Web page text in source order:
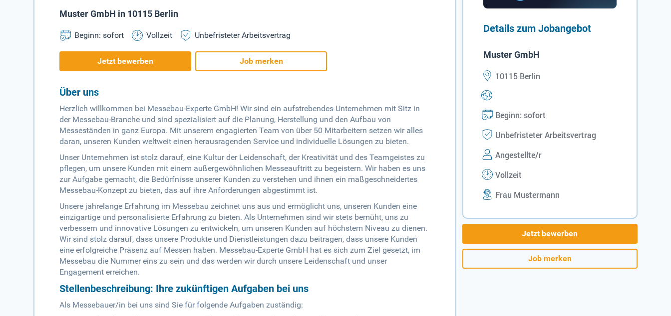
Muster GmbH in 10115 Berlin
Beginn: sofort Vollzeit Unbefristeter Arbeitsvertrag
Jetzt bewerben Job merken
Über uns
Herzlich willkommen bei Messebau-Experte GmbH! Wir sind ein aufstrebendes Unternehmen mit Sitz in
der Messebau-Branche und sind spezialisiert auf die Planung, Herstellung und den Aufbau von
Messeständen in ganz Europa. Mit unserem engagierten Team von über 50 Mitarbeitern setzen wir alles
daran, unseren Kunden weltweit einen herausragenden Service und individuelle Lösungen zu bieten.
Unser Unternehmen ist stolz darauf, eine Kultur der Leidenschaft, der Kreativität und des Teamgeistes zu
pflegen, um unsere Kunden mit einem außergewöhnlichen Messeauftritt zu begeistern. Wir haben es uns
zur Aufgabe gemacht, die Bedürfnisse unserer Kunden zu verstehen und ihnen ein maßgeschneidertes
Messebau-Konzept zu bieten, das auf ihre Anforderungen abgestimmt ist.
Unsere jahrelange Erfahrung im Messebau zeichnet uns aus und ermöglicht uns, unseren Kunden eine
einzigartige und personalisierte Erfahrung zu bieten. Als Unternehmen sind wir stets bemüht, uns zu
verbessern und innovative Lösungen zu entwickeln, um unseren Kunden auf höchstem Niveau zu dienen.
Wir sind stolz darauf, dass unsere Produkte und Dienstleistungen dazu beitragen, dass unsere Kunden
eine erfolgreiche Präsenz auf Messen haben. Messebau-Experte GmbH hat es sich zum Ziel gesetzt, im
Messebau die Nummer eins zu sein und das werden wir durch unsere Leidenschaft und unser
Engagement erreichen.
Stellenbeschreibung: Ihre zukünftigen Aufgaben bei uns
Als Messebauer/in bei uns sind Sie für folgende Aufgaben zuständig:
Details zum Jobangebot
Muster GmbH
10115 Berlin
Beginn: sofort
Unbefristeter Arbeitsvertrag
Angestellte/r
Vollzeit
Frau Mustermann
Jetzt bewerben
Job merken